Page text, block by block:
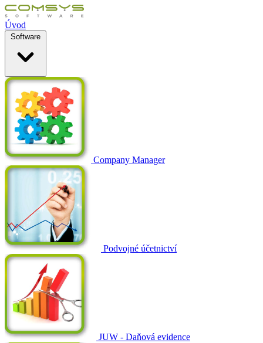
Úvod
Software
Company Manager
Podvojné účetnictví
JUW - Daňová evidence